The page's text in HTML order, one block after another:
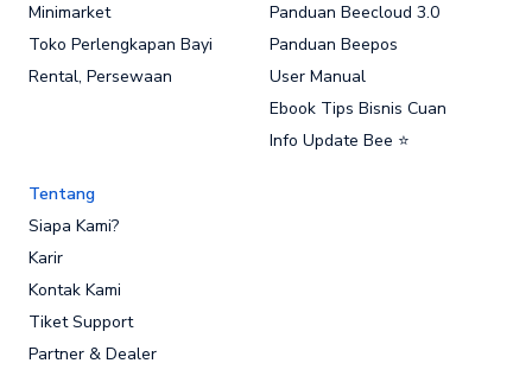
Minimarket
Toko Perlengkapan Bayi
Rental, Persewaan
Panduan Beecloud 3.0
Panduan Beepos
User Manual
Ebook Tips Bisnis Cuan
Info Update Bee ⭐
Tentang
Siapa Kami?
Karir
Kontak Kami
Tiket Support
Partner & Dealer